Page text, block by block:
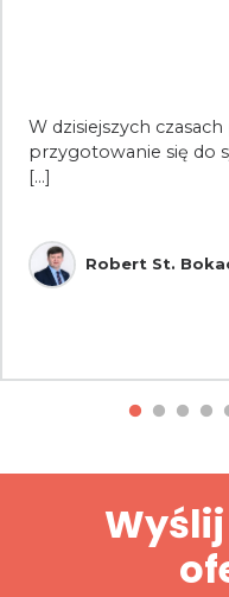
W dzisiejszych
przygotowanie się do
[...]
Robert St.